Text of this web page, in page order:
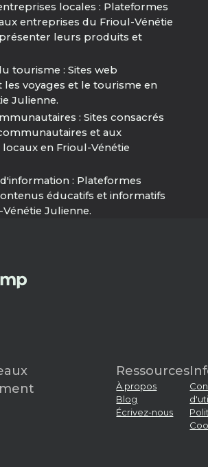
locales : Plateformes
entreprises du Frioul-Vénétie
leurs produits et
tourisme : Sites web
voyages et le tourisme en
Julienne.
: Sites consacrés
et aux
en Frioul-Vénétie
: Plateformes
éducatifs et informatifs
Julienne.
Ressources
À propos
Blog
Écrivez-nous